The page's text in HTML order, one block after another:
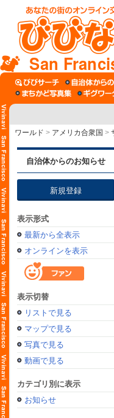
San
ワールド > アメリカ合衆国 >
自治体からのお知らせ
新規登録
表示形式
最新から全表示
オンラインを表示
表示切替
リストで見る
マップで見る
写真で見る
動画で見る
カテゴリ別に表示
お知らせ